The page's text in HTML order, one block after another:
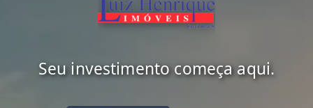
Seu investimento começa aqui.